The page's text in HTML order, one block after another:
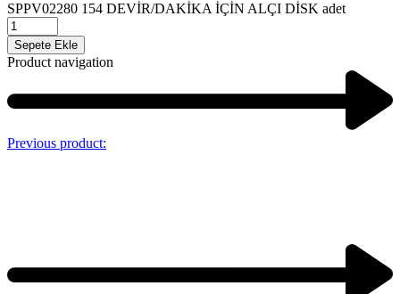
SPPV02280 154 DEVİR/DAKİKA İÇİN ALÇI DİSK adet
Sepete Ekle
Product navigation
Previous product: